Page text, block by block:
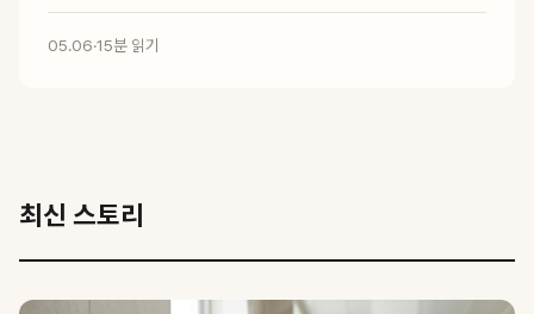
05.06·15분 읽기
최신 스토리